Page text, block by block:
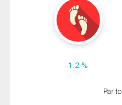
1.2 %
Par